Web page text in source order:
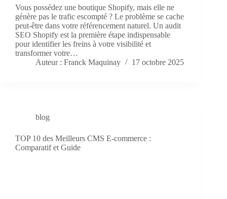
Vous possédez une boutique Shopify, mais elle ne
génère pas le trafic escompté ? Le problème se cache
peut-être dans votre référencement naturel. Un audit
SEO Shopify est la première étape indispensable
pour identifier les freins à votre visibilité et
transformer votre…
Auteur : Franck Maquinay
17 octobre 2025
blog
TOP 10 des Meilleurs CMS E-commerce :
Comparatif et Guide